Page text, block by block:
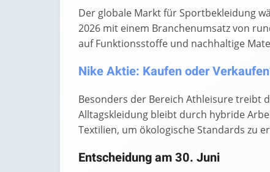
Der globale Markt für Sportbekleidung
2026 mit einem Branchenumsatz von
auf Funktionsstoffe und nachhaltige
Nike Aktie: Kaufen oder
Besonders der Bereich Athleisure treibt
Alltagskleidung bleibt durch hybride
Textilien, um ökologische Standards zu
Entscheidung am 30. Juni